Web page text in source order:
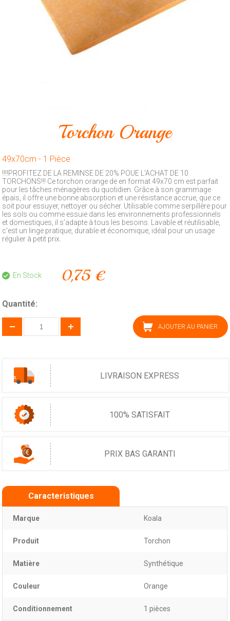
Animalerie
Torchon Orange
49x70cm - 1 Pièce
!!!!PROFITEZ DE LA REMINSE DE 20% POUE L'ACHAT DE 10
TORCHONS!!! Ce torchon orange de en format 49x70 cm est parfait
pour les tâches ménagères du quotidien. Grâce à son grammage
épais, il offre une bonne absorption et une résistance accrue, que ce
soit pour essuyer, nettoyer ou sécher. Utilisable comme serpillère pour
les sols ou comme essuie dans les environnements professionnels
et domestiques, il s’adapte à tous les besoins. Lavable et réutilisable,
c’est un linge pratique, durable et économique, idéal pour un usage
régulier à petit prix.
En Stock 0,75 €
Quantité:
AJOUTER AU PANIER
LIVRAISON EXPRESS
100% SATISFAIT
PRIX BAS GARANTI
Caracteristiques
Marque Koala
Produit Torchon
Matière Synthétique
Couleur Orange
Conditionnement 1 pièces